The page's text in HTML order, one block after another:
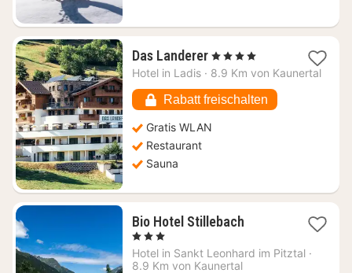
Das Landerer1
Nacht
190
€
, 4 Sterne
Hotel in Ladis · 8.9 Km von Kaunertal
Rabatt freischalten
Gratis WLAN
Restaurant
Sauna
Bio Hotel Stillebach1
ab
, 3 Sterne
Hotel in Sankt Leonhard im Pitztal ·
8.9 Km von Kaunertal